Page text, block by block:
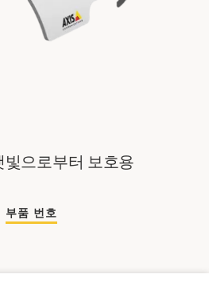
빛으로부터 보호용
부품 번호